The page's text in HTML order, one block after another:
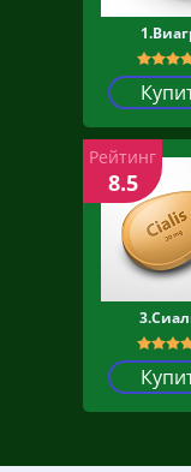
Рейтинг
8.5